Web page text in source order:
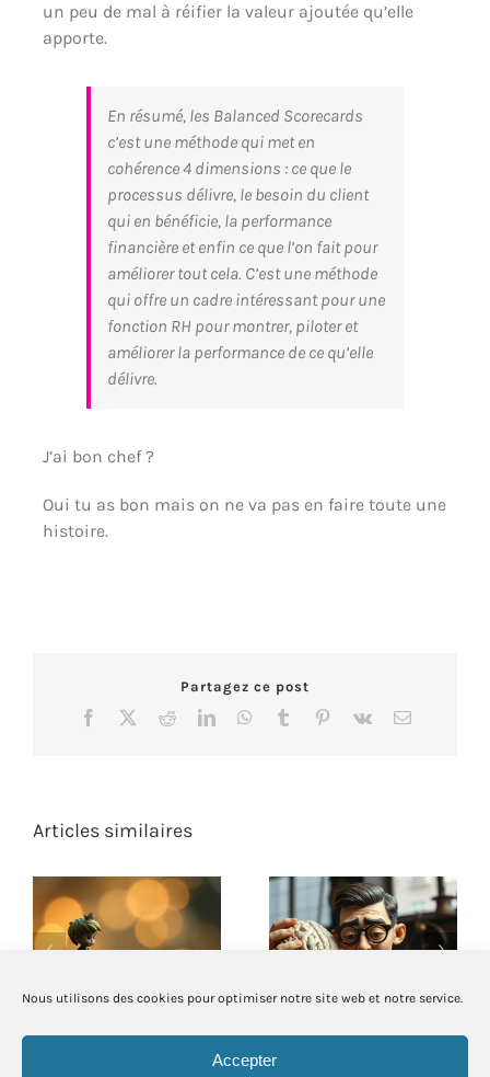
Nous utilisons des cookies pour optimiser notre site web et notre service.
Accepter
un peu de mal à réifier la valeur ajoutée qu’elle
apporte.
En résumé, les Balanced Scorecards
c’est une méthode qui met en
cohérence 4 dimensions : ce que le
processus délivre, le besoin du client
qui en bénéficie, la performance
financière et enfin ce que l’on fait pour
améliorer tout cela. C’est une méthode
qui offre un cadre intéressant pour une
fonction RH pour montrer, piloter et
améliorer la performance de ce qu’elle
délivre.
J’ai bon chef ?
Oui tu as bon mais on ne va pas en faire toute une
histoire.
Partagez ce post
Facebook RedditLinkedInWhatsApp
Tumblr Pinterest
Vk Email
Articles similaires
L’utilité des
sensibles
Quand Taylor
manière de penser